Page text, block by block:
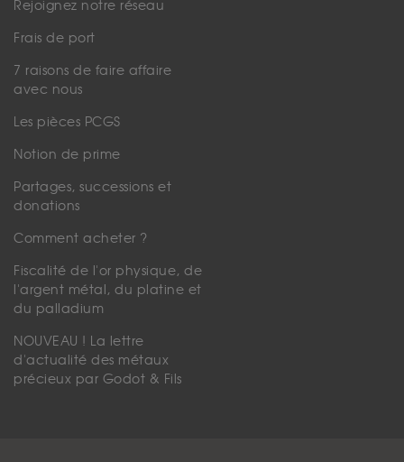
Rejoignez notre réseau
Frais de port
7 raisons de faire affaire
avec nous
Les pièces PCGS
Notion de prime
Partages, successions et
donations
Comment acheter ?
Fiscalité de l'or physique, de
l'argent métal, du platine et
du palladium
NOUVEAU ! La lettre
d'actualité des métaux
précieux par Godot & Fils